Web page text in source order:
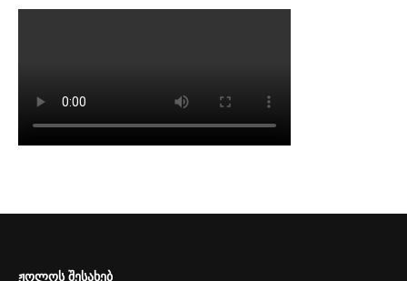
ᲟᲝᲚᲝᲡ ᲨᲔᲡᲐᲮᲔᲑ